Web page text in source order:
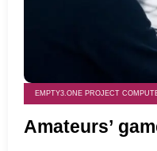
EMPTY3.ONE PROJECT
Amateurs’